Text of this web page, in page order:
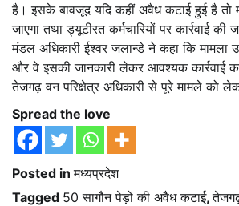
है। इसके बावजूद यदि कहीं अवैध कटाई हुई है तो
जाएगा तथा ड्यूटीरत कर्मचारियों पर कार्रवाई की
मंडल अधिकारी ईश्वर जलान्डे ने कहा कि मामला
और वे इसकी जानकारी लेकर आवश्यक कार्रवाई
तेजगढ़ वन परिक्षेत्र अधिकारी से पूरे मामले को
Spread the love
Posted inमध्यप्रदेश
Tagged 50 सागौन पेड़ों की अवैध कटाई,